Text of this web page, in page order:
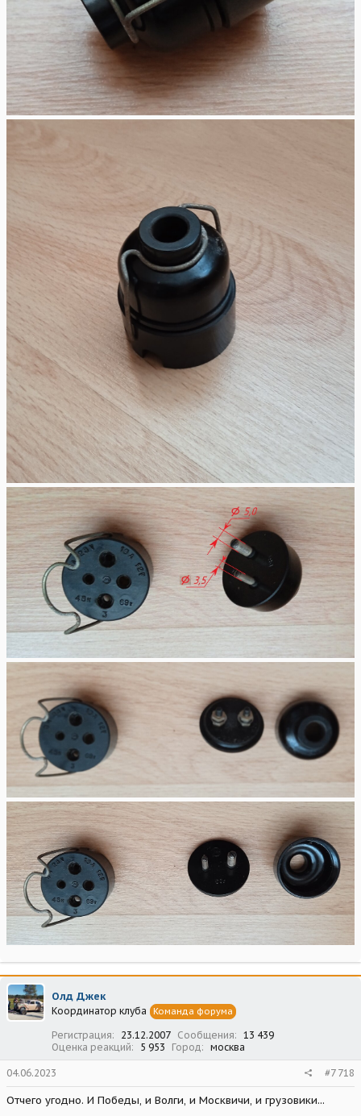
Олд Джек
Координатор клуба Команда форума
Регистрация 23.12.2007 Сообщения
13 439
Оценка реакций
5 953 Город москва
04.06.2023 #7 718
Отчего угодно. И Победы, и Волги, и Москвичи, и грузовики...